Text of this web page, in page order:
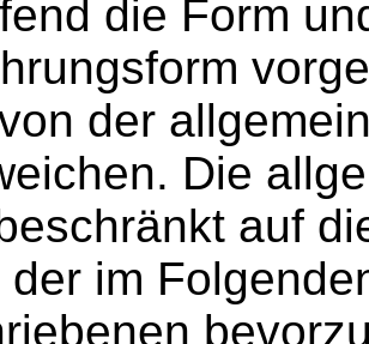
die Form
der
Die
auf
der im